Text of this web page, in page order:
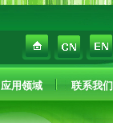
应用领域 联系我们